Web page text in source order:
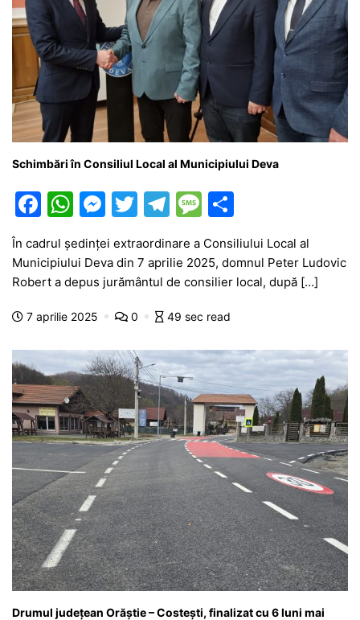
Schimbări în Consiliul Local al Municipiului Deva
F
c
e
b
o
o
k
W
at
s
A
p
M
s
s
e
g
er
T
itt
er
T
e
gr
a
m
M
s
s
a
g
e
ta
je
ă
În cadrul ședinței extraordinare a Consiliului Local al
Municipiului Deva din 7 aprilie 2025, domnul Peter Ludovic
Robert a depus jurământul de consilier local, după […]
7 aprilie 2025 0 49 sec read
Drumul județean Orăștie – Costești, finalizat cu 6 luni mai